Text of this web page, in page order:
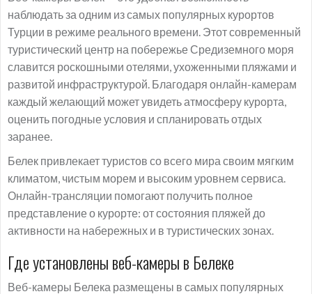
наблюдать за одним из самых популярных курортов
Турции в режиме реального времени. Этот современный
туристический центр на побережье Средиземного моря
славится роскошными отелями, ухоженными пляжами и
развитой инфраструктурой. Благодаря онлайн-камерам
каждый желающий может увидеть атмосферу курорта,
оценить погодные условия и спланировать отдых
заранее.
Белек привлекает туристов со всего мира своим мягким
климатом, чистым морем и высоким уровнем сервиса.
Онлайн-трансляции помогают получить полное
представление о курорте: от состояния пляжей до
активности на набережных и в туристических зонах.
Где установлены веб-камеры в Белеке
Веб-камеры Белека размещены в самых популярных